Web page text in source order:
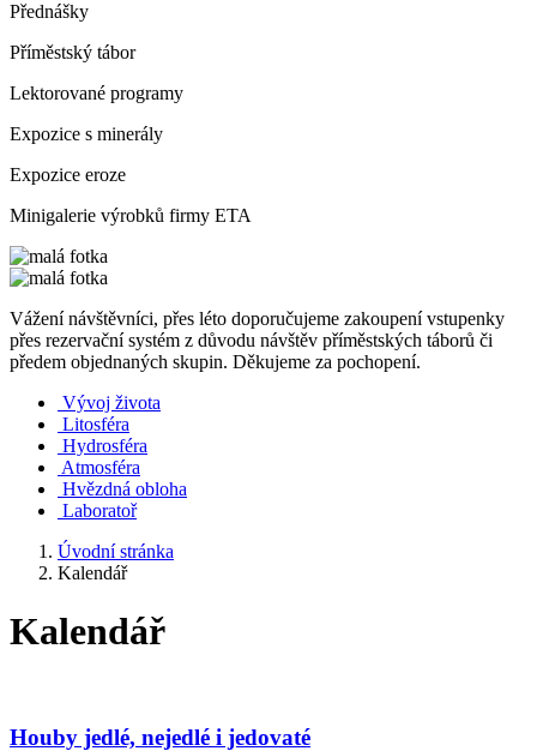
Přednášky
Příměstský tábor
Lektorované programy
Expozice s minerály
Expozice eroze
Minigalerie výrobků firmy ETA
Vážení návštěvníci, přes léto doporučujeme zakoupení vstupenky
přes rezervační systém z důvodu návštěv příměstských táborů či
předem objednaných skupin. Děkujeme za pochopení.
Vývoj života
Litosféra
Hydrosféra
Atmosféra
Hvězdná obloha
Laboratoř
Úvodní stránka
Kalendář
Kalendář
Houby jedlé, nejedlé i jedovaté